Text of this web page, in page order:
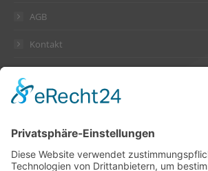
AGB
Kontakt
Impressum
Anschrift
Suckow & Fischer Systeme